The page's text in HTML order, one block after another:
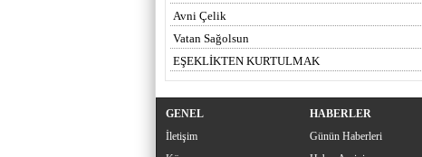
Avni Çelik
Vatan Sağolsun
EŞEKLİKTEN KURTULMAK
GENEL
İletişim
HABERLER
Günün Haberleri